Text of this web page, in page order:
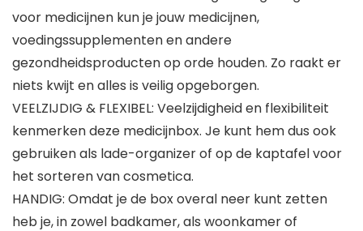
voor medicijnen kun je jouw medicijnen,
voedingssupplementen en andere
gezondheidsproducten op orde houden. Zo raakt er
niets kwijt en alles is veilig opgeborgen.
VEELZIJDIG & FLEXIBEL: Veelzijdigheid en flexibiliteit
kenmerken deze medicijnbox. Je kunt hem dus ook
gebruiken als lade-organizer of op de kaptafel voor
het sorteren van cosmetica.
HANDIG: Omdat je de box overal neer kunt zetten
heb je, in zowel badkamer, als woonkamer of